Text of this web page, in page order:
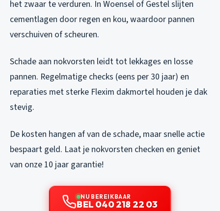
het zwaar te verduren. In Woensel of Gestel slijten
cementlagen door regen en kou, waardoor pannen
verschuiven of scheuren.
Schade aan nokvorsten leidt tot lekkages en losse
pannen. Regelmatige checks (eens per 30 jaar) en
reparaties met sterke Flexim dakmortel houden je dak
stevig.
De kosten hangen af van de schade, maar snelle actie
bespaart geld. Laat je nokvorsten checken en geniet
van onze 10 jaar garantie!
NU BEREIKBAAR
BEL 040 218 22 03